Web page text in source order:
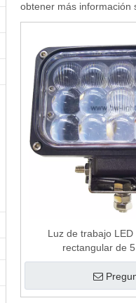
obtener más información
Luz de trabajo
rectangular de